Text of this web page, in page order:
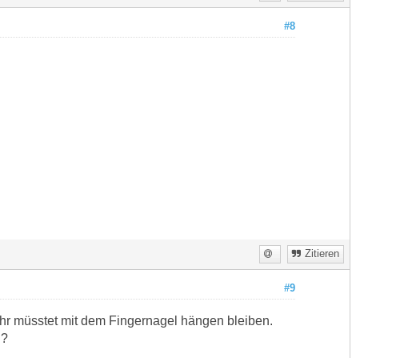
#8
Zitieren
#9
müsstet mit dem Fingernagel hängen bleiben.